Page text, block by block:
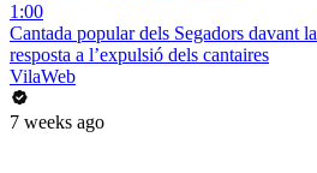
1:00
Cantada popular dels Segadors davant
resposta a l’expulsió dels cantaires
VilaWeb
7 weeks ago